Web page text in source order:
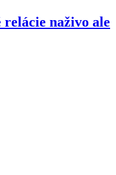
naživo ale